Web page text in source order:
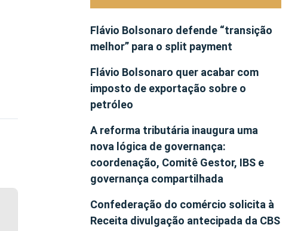
Flávio Bolsonaro defende “transição
melhor” para o split payment
Flávio Bolsonaro quer acabar com
imposto de exportação sobre o
petróleo
A reforma tributária inaugura uma
nova lógica de governança:
coordenação, Comitê Gestor, IBS e
governança compartilhada
Confederação do comércio solicita à
Receita divulgação antecipada da CBS